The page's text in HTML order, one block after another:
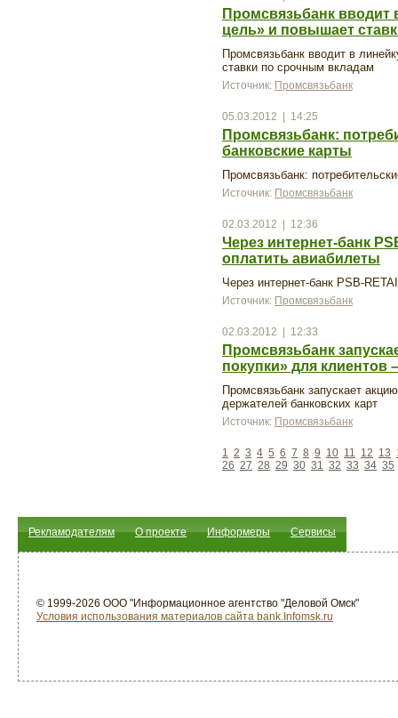
Промсвязьбанк вводит
цель» и повышает
Промсвязьбанк вводит в
ставки по срочным вкладам
Источник: Промсвязьбанк
05.03.2012 | 14:25
Промсвязьбанк:
банковские карты
Промсвязьбанк:
Источник: Промсвязьбанк
02.03.2012 | 12:36
Через интернет-банк
оплатить авиабилеты
Через интернет-банк PSB-
Источник: Промсвязьбанк
02.03.2012 | 12:33
Промсвязьбанк
покупки» для клиентов
Промсвязьбанк запускает
держателей банковских карт
Источник: Промсвязьбанк
1 2 3 4 5 6 7 8 9 10 11 12 13
26 27 28 29 30 31 32 33 34 35
Рекламодателям О проекте Информеры Сервисы
© 1999-2026 ООО "Информационное агентство "Деловой Омск"
Условия использования материалов сайта bank.Infomsk.ru